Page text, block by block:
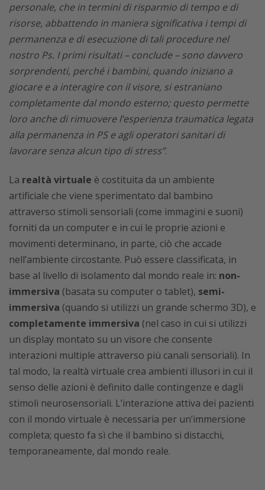
personale, che in termini di risparmio di tempo e di
risorse, abbattendo in maniera significativa i tempi di
permanenza e di esecuzione di tali procedure nel
nostro Ps. I primi risultati – conclude – sono davvero
sorprendenti, perché i bambini, quando iniziano a
giocare e a interagire con il visore, si estraniano
completamente dal mondo esterno; questo permette
loro anche di rimuovere l’esperienza traumatica legata
alla permanenza in PS e agli operatori sanitari di
lavorare senza alcun tipo di stress”.
La realtà virtuale è costituita da un ambiente
artificiale che viene sperimentato dal bambino
attraverso stimoli sensoriali (come immagini e suoni)
forniti da un computer e in cui le proprie azioni e
movimenti determinano, in parte, ciò che accade
nell’ambiente circostante. Può essere classificata, in
base al livello di isolamento dal mondo reale in: non-
immersiva (basata su computer o tablet), semi-
immersiva (quando si utilizzi un grande schermo 3D), e
completamente immersiva (nel caso in cui si utilizzi
un display montato su un visore che consente
interazioni multiple attraverso più canali sensoriali). In
tal modo, la realtà virtuale crea ambienti illusori in cui il
senso delle azioni è definito dalle contingenze e dagli
stimoli neurosensoriali. L’interazione attiva dei pazienti
con il mondo virtuale è necessaria per un’immersione
completa; questo fa sì che il bambino si distacchi,
temporaneamente, dal mondo reale.